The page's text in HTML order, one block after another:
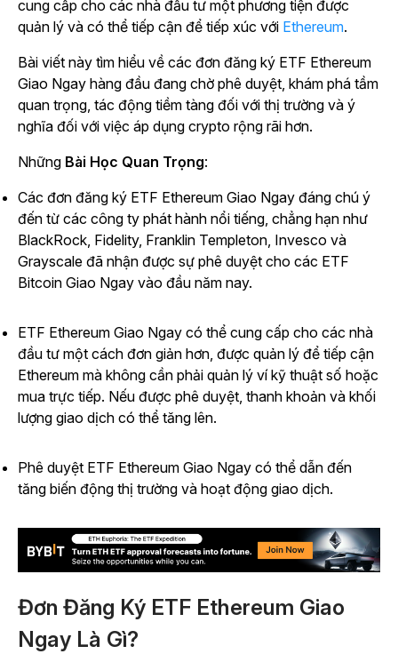
cung cấp cho các nhà đầu tư một phương tiện được
quản lý và có thể tiếp cận để tiếp xúc với Ethereum.
Bài viết này tìm hiểu về các đơn đăng ký ETF Ethereum
Giao Ngay hàng đầu đang chờ phê duyệt, khám phá tầm
quan trọng, tác động tiềm tàng đối với thị trường và ý
nghĩa đối với việc áp dụng crypto rộng rãi hơn.
Những Bài Học Quan Trọng:
Các đơn đăng ký ETF Ethereum Giao Ngay đáng chú ý
đến từ các công ty phát hành nổi tiếng, chẳng hạn như
BlackRock, Fidelity, Franklin Templeton, Invesco và
Grayscale đã nhận được sự phê duyệt cho các ETF
Bitcoin Giao Ngay vào đầu năm nay.
ETF Ethereum Giao Ngay có thể cung cấp cho các nhà
đầu tư một cách đơn giản hơn, được quản lý để tiếp cận
Ethereum mà không cần phải quản lý ví kỹ thuật số hoặc
mua trực tiếp. Nếu được phê duyệt, thanh khoản và khối
lượng giao dịch có thể tăng lên.
Phê duyệt ETF Ethereum Giao Ngay có thể dẫn đến
tăng biến động thị trường và hoạt động giao dịch.
Đơn Đăng Ký ETF Ethereum Giao
Ngay Là Gì?